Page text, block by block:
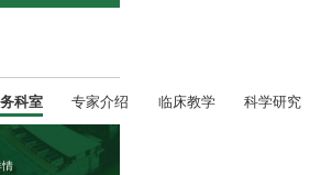
科室 专家介绍 临床教学 科学研究